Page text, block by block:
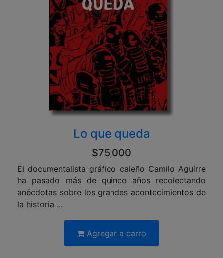
Lo que queda
$75,000
El documentalista gráfico caleño Camilo Aguirre
ha pasado más de quince años recolectando
anécdotas sobre los grandes acontecimientos de
la historia ...
Agregar a carro